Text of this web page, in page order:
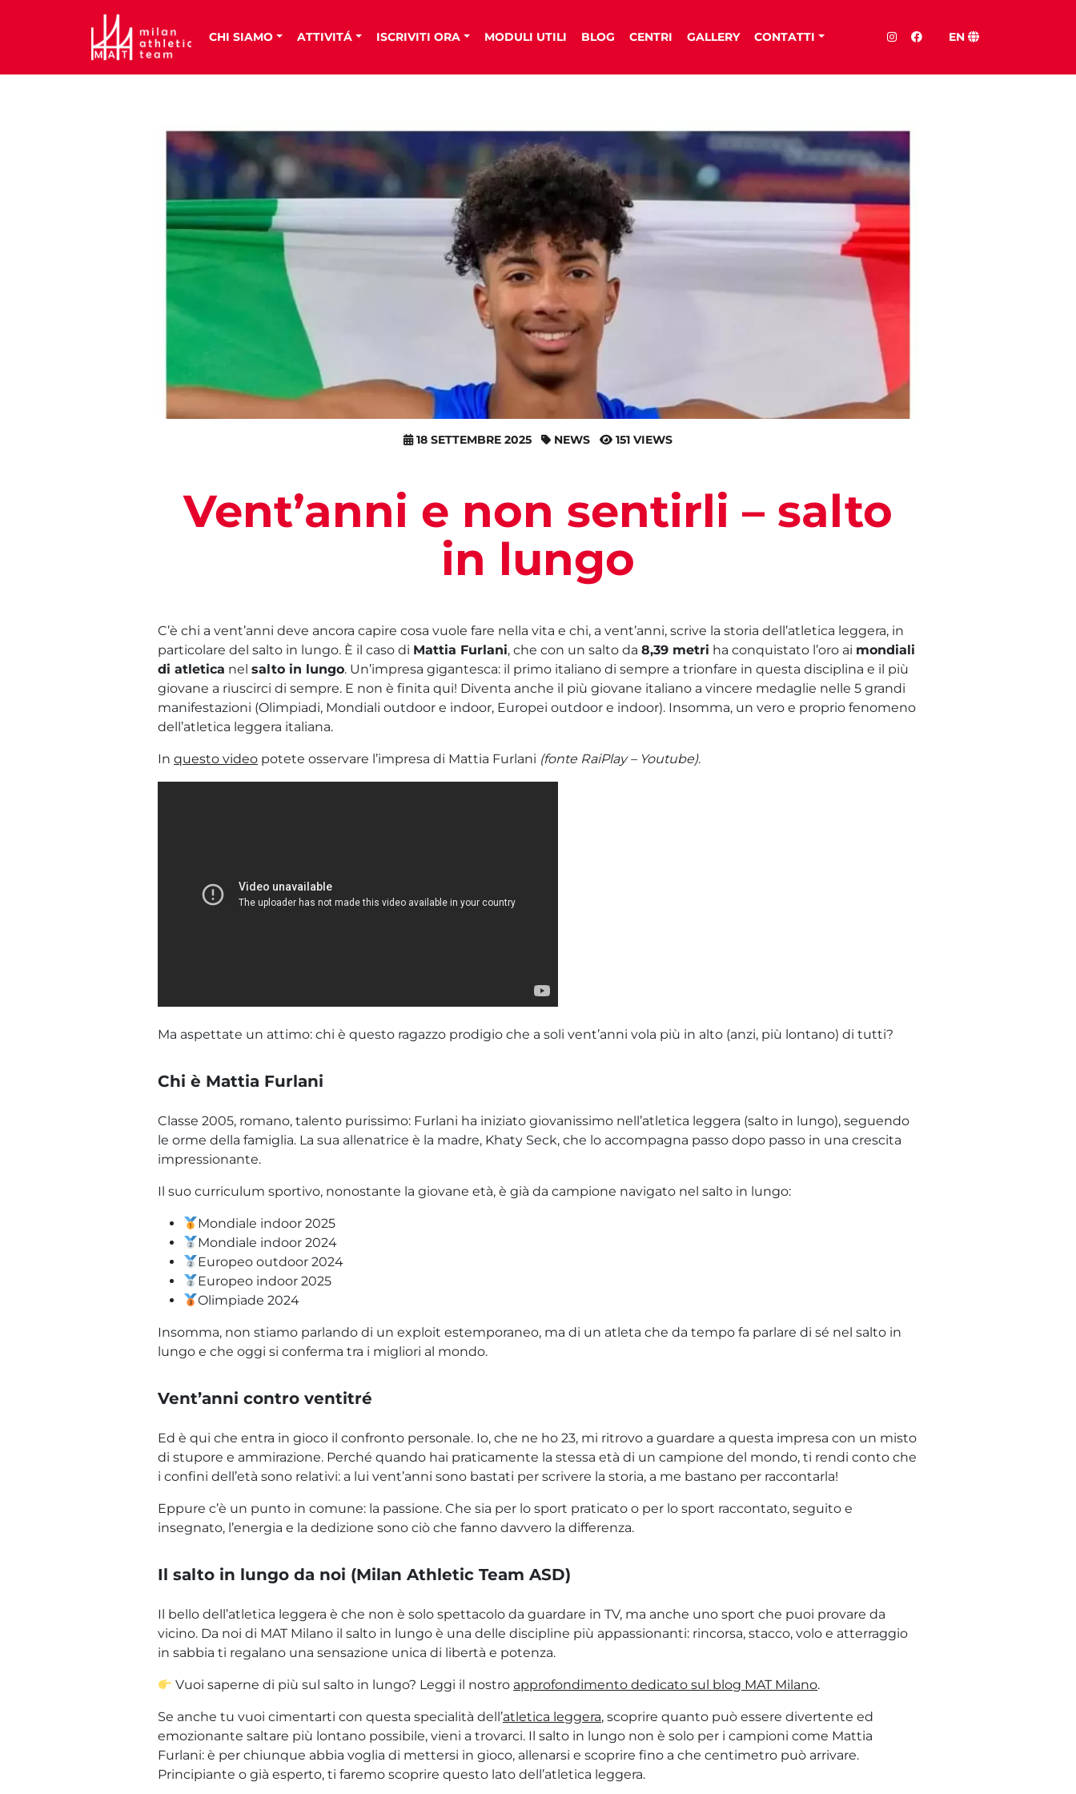
CHI SIAMO ATTIVITÁ ISCRIVITI ORA MODULI UTILI BLOG CENTRI GALLERY CONTATTI EN
18 SETTEMBRE 2025 NEWS 151 VIEWS
Vent’anni e non sentirli – salto
in lungo
C’è chi a vent’anni deve ancora capire cosa vuole fare nella vita e chi, a vent’anni, scrive la storia dell’atletica leggera, in
particolare del salto in lungo. È il caso di Mattia Furlani, che con un salto da 8,39 metri ha conquistato l’oro ai mondiali
di atletica nel salto in lungo. Un’impresa gigantesca: il primo italiano di sempre a trionfare in questa disciplina e il più
giovane a riuscirci di sempre. E non è finita qui! Diventa anche il più giovane italiano a vincere medaglie nelle 5 grandi
manifestazioni (Olimpiadi, Mondiali outdoor e indoor, Europei outdoor e indoor). Insomma, un vero e proprio fenomeno
dell’atletica leggera italiana.
In questo video potete osservare l’impresa di Mattia Furlani (fonte RaiPlay – Youtube).
Ma aspettate un attimo: chi è questo ragazzo prodigio che a soli vent’anni vola più in alto (anzi, più lontano) di tutti?
Chi è Mattia Furlani
Classe 2005, romano, talento purissimo: Furlani ha iniziato giovanissimo nell’atletica leggera (salto in lungo), seguendo
le orme della famiglia. La sua allenatrice è la madre, Khaty Seck, che lo accompagna passo dopo passo in una crescita
impressionante.
Il suo curriculum sportivo, nonostante la giovane età, è già da campione navigato nel salto in lungo:
Mondiale indoor 2025
Mondiale indoor 2024
Europeo outdoor 2024
Europeo indoor 2025
Olimpiade 2024
Insomma, non stiamo parlando di un exploit estemporaneo, ma di un atleta che da tempo fa parlare di sé nel salto in
lungo e che oggi si conferma tra i migliori al mondo.
Vent’anni contro ventitré
Ed è qui che entra in gioco il confronto personale. Io, che ne ho 23, mi ritrovo a guardare a questa impresa con un misto
di stupore e ammirazione. Perché quando hai praticamente la stessa età di un campione del mondo, ti rendi conto che
i confini dell’età sono relativi: a lui vent’anni sono bastati per scrivere la storia, a me bastano per raccontarla!
Eppure c’è un punto in comune: la passione. Che sia per lo sport praticato o per lo sport raccontato, seguito e
insegnato, l’energia e la dedizione sono ciò che fanno davvero la differenza.
Il salto in lungo da noi (Milan Athletic Team ASD)
Il bello dell’atletica leggera è che non è solo spettacolo da guardare in TV, ma anche uno sport che puoi provare da
vicino. Da noi di MAT Milano il salto in lungo è una delle discipline più appassionanti: rincorsa, stacco, volo e atterraggio
in sabbia ti regalano una sensazione unica di libertà e potenza.
Vuoi saperne di più sul salto in lungo? Leggi il nostro approfondimento dedicato sul blog MAT Milano.
Se anche tu vuoi cimentarti con questa specialità dell’atletica leggera, scoprire quanto può essere divertente ed
emozionante saltare più lontano possibile, vieni a trovarci. Il salto in lungo non è solo per i campioni come Mattia
Furlani: è per chiunque abbia voglia di mettersi in gioco, allenarsi e scoprire fino a che centimetro può arrivare.
Principiante o già esperto, ti faremo scoprire questo lato dell’atletica leggera.